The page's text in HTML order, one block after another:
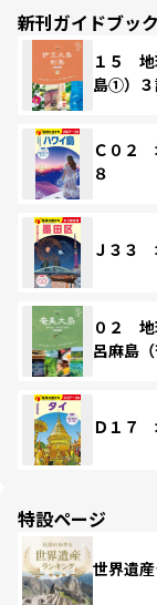
新刊ガイドブック
１５
島①）３
Ｃ０２
８
Ｊ３３
０２
呂麻島
Ｄ１７
特設ページ
世界遺